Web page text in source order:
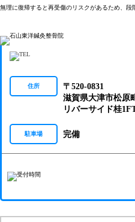
無理に復帰すると再受傷のリスクがあるため、段
住所
〒520-0831
滋賀県大津市松原
リバーサイド桂
駐車場 完備